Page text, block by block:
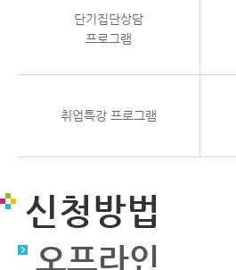
단기집단상담
프로그램
취업특강 프로그램
신청방법
오프라인